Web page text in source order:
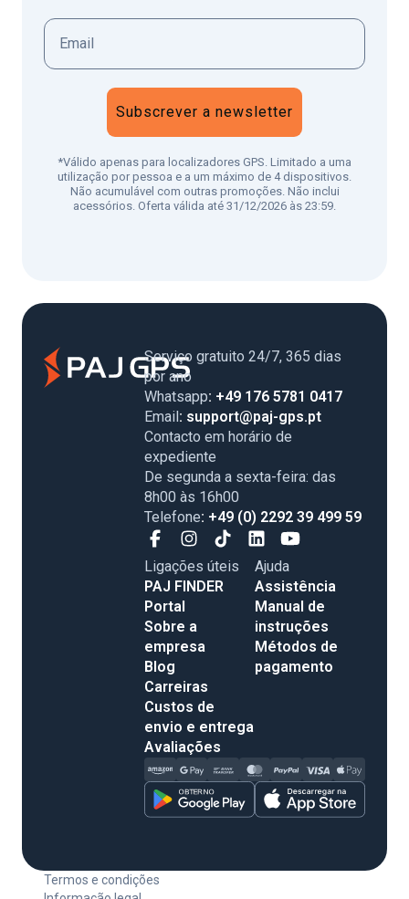
Subscrever a newsletter
*Válido apenas para localizadores GPS. Limitado a uma
utilização por pessoa e a um máximo de 4 dispositivos.
Não acumulável com outras promoções. Não inclui
acessórios. Oferta válida até 31/12/2026 às 23:59.
Serviço gratuito 24/7, 365 dias
por ano
Whatsapp: +49 176 5781 0417
Email: support@paj-gps.pt
Contacto em horário de
expediente
De segunda a sexta-feira: das
8h00 às 16h00
Telefone: +49 (0) 2292 39 499 59
Ligações úteis
PAJ FINDER
Portal
Sobre a
empresa
Blog
Carreiras
Custos de
envio e entrega
Avaliações
Ajuda
Assistência
Manual de
instruções
Métodos de
pagamento
Termos e condições